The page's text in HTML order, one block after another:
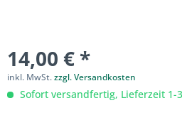
14,00 € *
inkl. MwSt.zzgl. Versandkosten
Sofort versandfertig, Lieferzeit 1-